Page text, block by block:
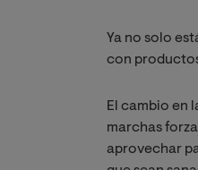
Ya no solo
con
El cambio en
marchas
aprovechar